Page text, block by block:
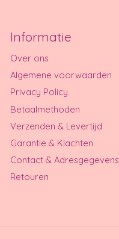
Informatie
Over ons
Algemene voorwaarden
Privacy Policy
Betaalmethoden
Verzenden & Levertijd
Garantie & Klachten
Contact & Adresgegevens
Retouren